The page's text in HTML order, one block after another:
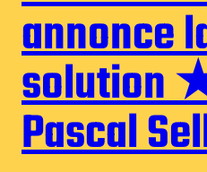
annonce
solution
Pascal